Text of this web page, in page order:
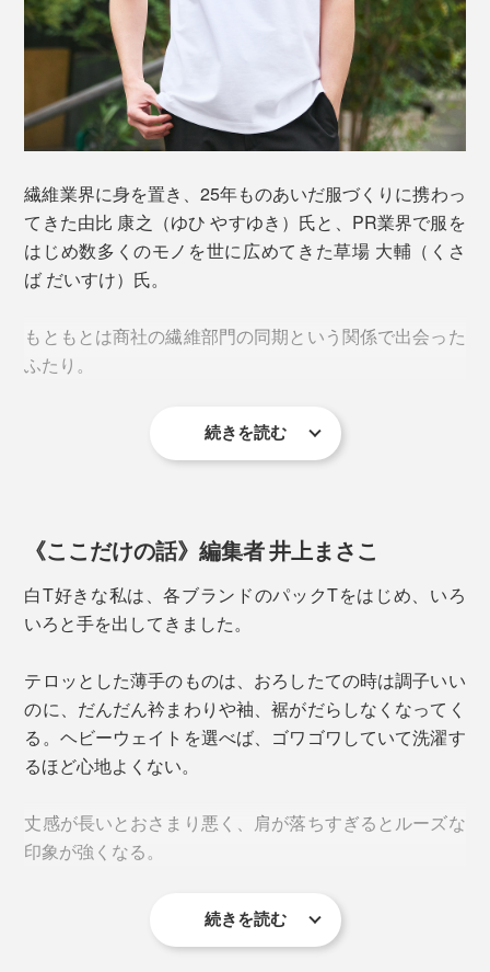
繊維業界に身を置き、25年ものあいだ服づくりに携わっ
てきた由比 康之（ゆひ やすゆき）氏と、PR業界で服を
はじめ数多くのモノを世に広めてきた草場 大輔（くさ
ば だいすけ）氏。
もともとは商社の繊維部門の同期という関係で出会った
ふたり。
写真左が由比 康之氏、右が草場 大輔氏
店で買って着たいと思える商品はほとんどなかった。」
という話に。
だったら自分たちが買いたい、着たいと思える服、つく
ろうじゃないかと。
続きを読む
《ここだけの話》編集者 井上まさこ
白T好きな私は、各ブランドのパックTをはじめ、いろ
いろと手を出してきました。
テロッとした薄手のものは、おろしたての時は調子いい
のに、だんだん衿まわりや袖、裾がだらしなくなってく
る。ヘビーウェイトを選べば、ゴワゴワしていて洗濯す
るほど心地よくない。
丈感が長いとおさまり悪く、肩が落ちすぎるとルーズな
印象が強くなる。
部屋着にしかなれない白Tがどんどん増えていくジレン
続きを読む